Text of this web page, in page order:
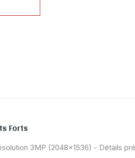
Forts
3MP (2048×1536) - Détails